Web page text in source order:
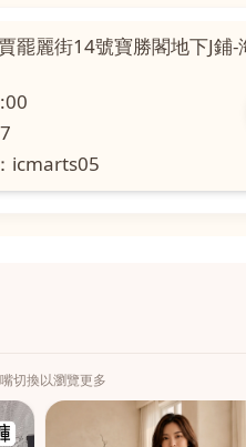
喇街121號珍興樓L1舖 粵華
icmarts02
切換以瀏覽更多